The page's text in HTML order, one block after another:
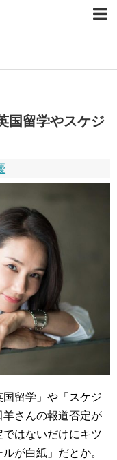
国留学やスケジ
留学」や「スケジ
羊さんの報道否定が
はないだけにキツ
が白紙」だとか。